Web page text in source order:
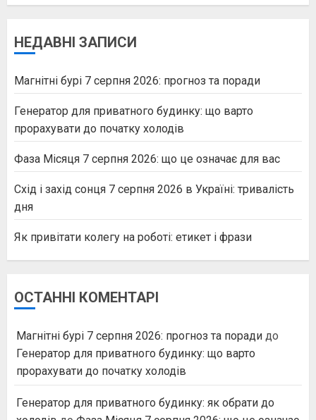
НЕДАВНІ ЗАПИСИ
Магнітні бурі 7 серпня 2026: прогноз та поради
Генератор для приватного будинку: що варто
прорахувати до початку холодів
Фаза Місяця 7 серпня 2026: що це означає для вас
Схід і захід сонця 7 серпня 2026 в Україні: тривалість
дня
Як привітати колегу на роботі: етикет і фрази
ОСТАННІ КОМЕНТАРІ
Магнітні бурі 7 серпня 2026: прогноз та поради до
Генератор для приватного будинку: що варто
прорахувати до початку холодів
Генератор для приватного будинку: як обрати до